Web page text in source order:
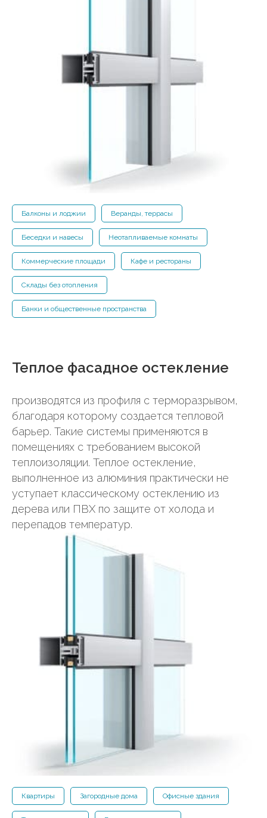
Балконы и лоджии Веранды, террасы
Беседки и навесы Неотапливаемые комнаты
Коммерческие площади Кафе и рестораны
Склады без отопления
Банки и общественные пространства
Теплое фасадное остекление
производятся из профиля с терморазрывом,
благодаря которому создается тепловой
барьер. Такие системы применяются в
помещениях с требованием высокой
теплоизоляции. Теплое остекление,
выполненное из алюминия практически не
уступает классическому остеклению из
дерева или ПВХ по защите от холода и
перепадов температур.
Квартиры Загородные дома Офисные здания